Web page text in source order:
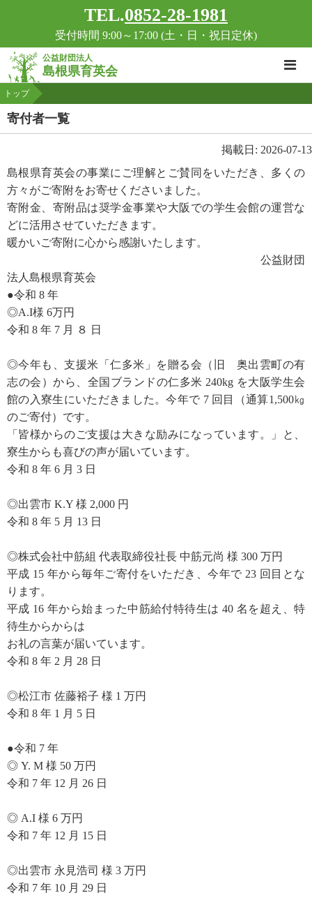
TEL.0852-28-1981
受付時間 9:00～17:00 (土・日・祝日定休)
公益財団法人
島根県育英会
トップ
寄付者一覧
掲載日: 2026-07-13
島根県育英会の事業にご理解とご賛同をいただき、多くの
方々がご寄附をお寄せくださいました。
寄附金、寄附品は奨学金事業や大阪での学生会館の運営な
どに活用させていただきます。
暖かいご寄附に心から感謝いたします。
公益財団
法人島根県育英会
●令和 8 年
◎A.I様 6万円
令和 8 年 7 月 ８ 日
◎今年も、支援米「仁多米」を贈る会（旧 奥出雲町の有
志の会）から、全国ブランドの仁多米 240kg を大阪学生会
館の入寮生にいただきました。今年で 7 回目（通算1,500㎏
のご寄付）です。
「皆様からのご支援は大きな励みになっています。」と、
寮生からも喜びの声が届いています。
令和 8 年 6 月 3 日
◎出雲市 K.Y 様 2,000 円
令和 8 年 5 月 13 日
◎株式会社中筋組 代表取締役社長 中筋元尚 様 300 万円
平成 15 年から毎年ご寄付をいただき、今年で 23 回目とな
ります。
平成 16 年から始まった中筋給付特待生は 40 名を超え、特
待生からからは
お礼の言葉が届いています。
令和 8 年 2 月 28 日
◎松江市 佐藤裕子 様 1 万円
令和 8 年 1 月 5 日
●令和 7 年
◎ Y. M 様 50 万円
令和 7 年 12 月 26 日
◎ A.I 様 6 万円
令和 7 年 12 月 15 日
◎出雲市 永見浩司 様 3 万円
令和 7 年 10 月 29 日